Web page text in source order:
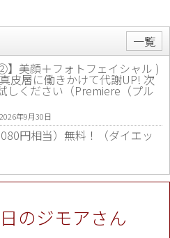
一覧
】美顔＋フォトフェイシャル )
皮層に働きかけて代謝UP! 次
しください（Premiere（プル
年9月30日
円相当）無料！（ダイエッ
見た」で更に買い取り金額 U
商品は除く（大黒屋 高田馬場
のジモアさん